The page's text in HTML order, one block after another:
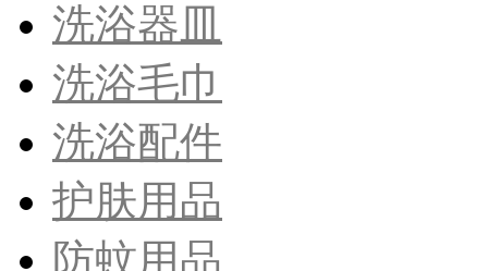
洗浴器皿
洗浴毛巾
洗浴配件
护肤用品
防蚊用品